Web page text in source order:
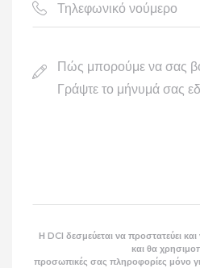
Η DCI δεσμεύεται να προστατεύει
και θα
προσωπικές σας πληροφορίες μόνο